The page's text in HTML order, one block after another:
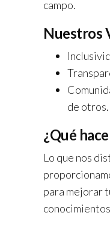
campo.
Nuestros
de otros.
¿Qué
Lo que nos
para mejorar